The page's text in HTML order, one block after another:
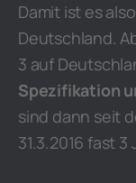
Damit ist es
Deutschland.
3 auf
Spezifikation
sind dann seit
31.3.2016 fast